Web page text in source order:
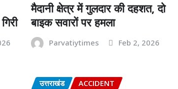
मैदानी क्षेत्र में गुलदार की दहशत, दो
बाइक सवारों पर हमला
Parvatiytimes Feb 2, 2026
उत्तराखंड
ACCIDENT